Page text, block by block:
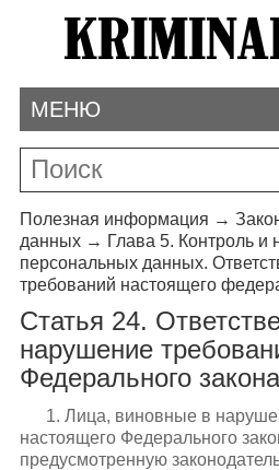
МЕНЮ
Полезная информация →
данных→ Глава 5. Контроль и
персональных данных.
требований настоящего
Статья 24.
нарушение
Федерального закона
1. Лица, виновные в
настоящего Федерального
предусмотренную